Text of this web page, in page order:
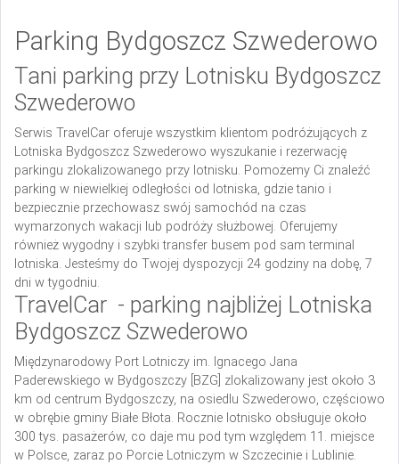
Parking Bydgoszcz Szwederowo
Tani parking przy Lotnisku Bydgoszcz
Szwederowo
Serwis TravelCar oferuje wszystkim klientom podróżujących z
Lotniska Bydgoszcz Szwederowo wyszukanie i rezerwację
parkingu zlokalizowanego przy lotnisku. Pomożemy Ci znaleźć
parking w niewielkiej odległości od lotniska, gdzie tanio i
bezpiecznie przechowasz swój samochód na czas
wymarzonych wakacji lub podróży służbowej. Oferujemy
również wygodny i szybki transfer busem pod sam terminal
lotniska. Jesteśmy do Twojej dyspozycji 24 godziny na dobę, 7
dni w tygodniu.
TravelCar - parking najbliżej Lotniska
Bydgoszcz Szwederowo
Międzynarodowy Port Lotniczy im. Ignacego Jana
Paderewskiego w Bydgoszczy [BZG] zlokalizowany jest około 3
km od centrum Bydgoszczy, na osiedlu Szwederowo, częściowo
w obrębie gminy Białe Błota. Rocznie lotnisko obsługuje około
300 tys. pasażerów, co daje mu pod tym względem 11. miejsce
w Polsce, zaraz po Porcie Lotniczym w Szczecinie i Lublinie.